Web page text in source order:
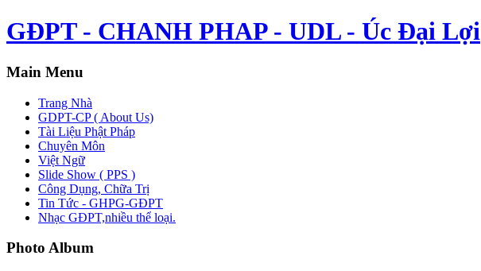
GĐPT - CHANH PHAP - UDL - Úc Đại Lợi
Main Menu
Trang Nhà
GDPT-CP ( About Us)
Tài Liệu Phật Pháp
Chuyên Môn
Việt Ngữ
Slide Show ( PPS )
Công Dụng, Chữa Trị
Tin Tức - GHPG-GĐPT
Nhạc GĐPT,nhiều thể loại.
Photo Album